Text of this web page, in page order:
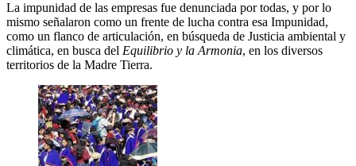
La impunidad de las empresas fue denunciada por todas, y por lo
mismo señalaron como un frente de lucha contra esa Impunidad,
como un flanco de articulación, en búsqueda de Justicia ambiental y
climática, en busca del Equilibrio y la Armonia, en los diversos
territorios de la Madre Tierra.